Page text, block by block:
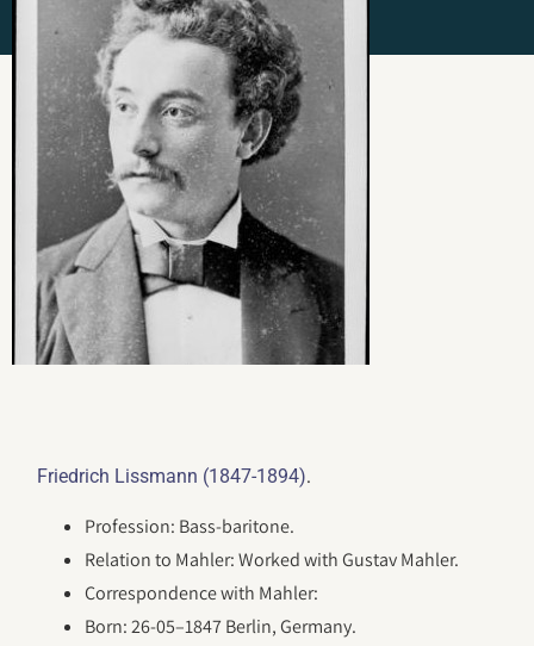
Friedrich Lissmann (1847-1894).
Profession: Bass-baritone.
Relation to Mahler: Worked with Gustav Mahler.
Correspondence with Mahler:
Born: 26-05–1847 Berlin, Germany.